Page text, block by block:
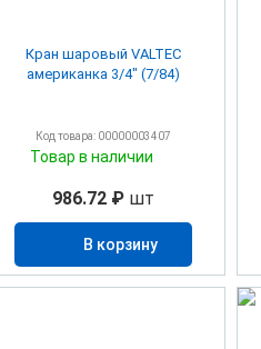
Кран шаровый VALTEC
американка 3/4" (7/84)
Код товара: 00000003407
Товар в наличии
986.72 ₽ шт
В корзину